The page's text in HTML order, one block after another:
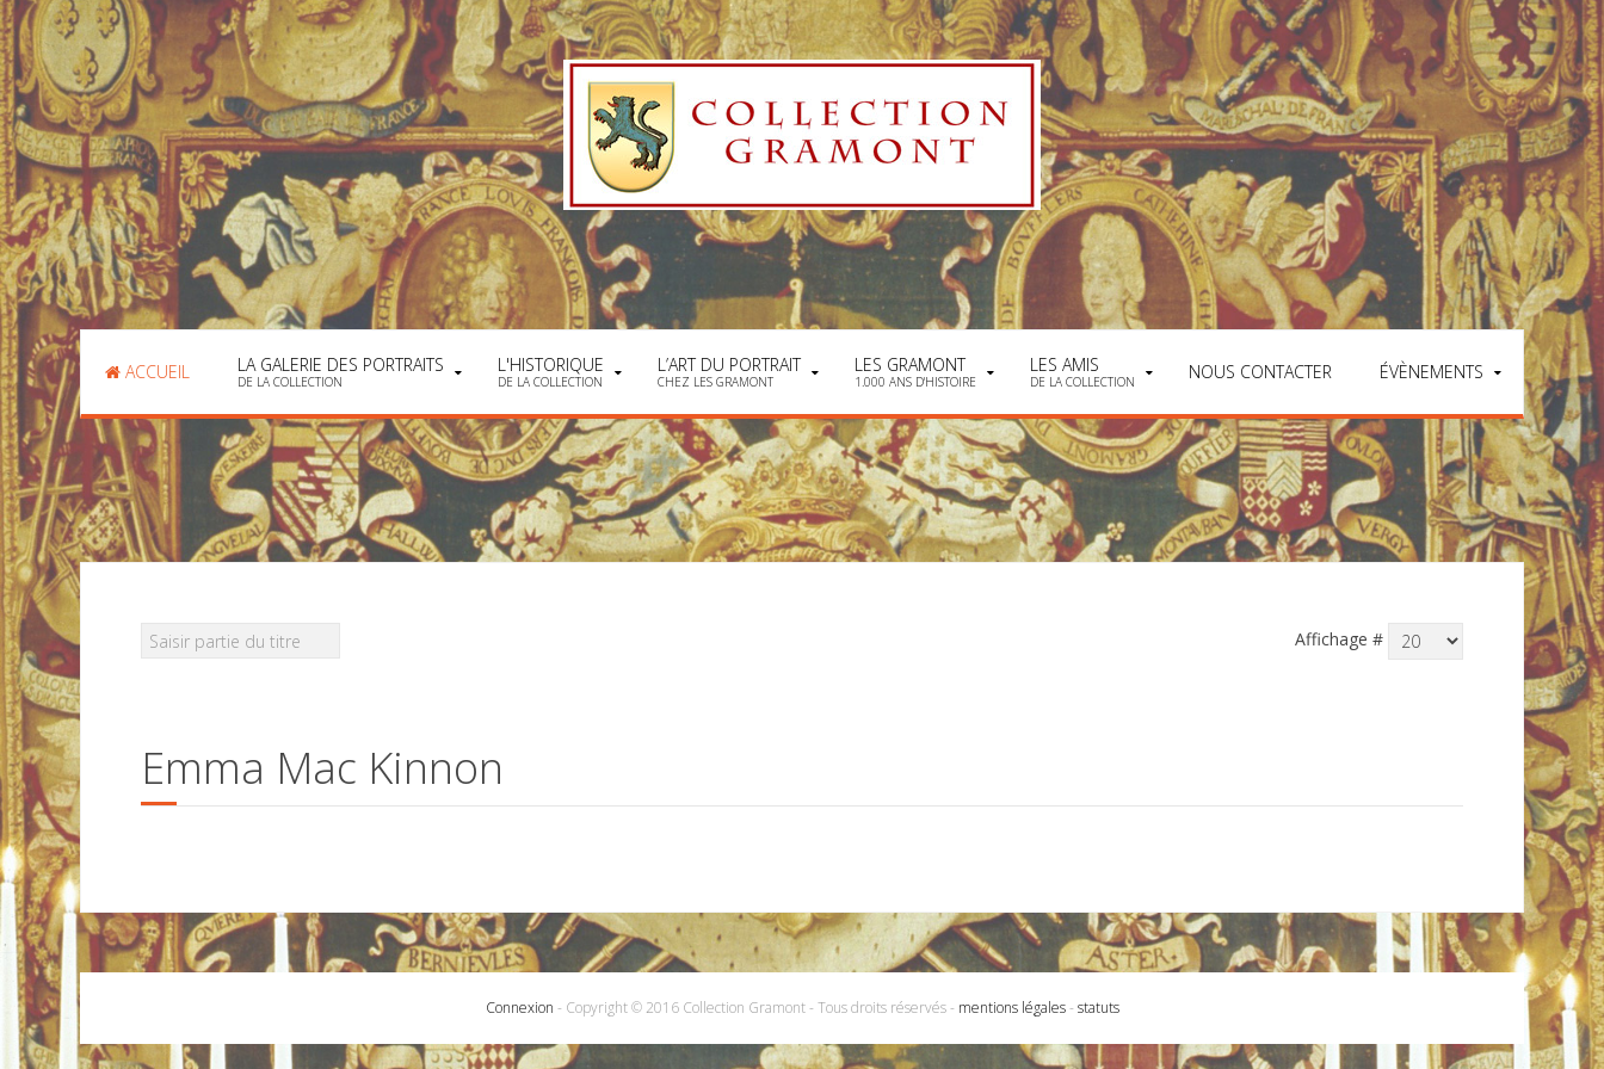
ACCUEIL LA GALERIE DES PORTRAITS
DE LA COLLECTION
L'HISTORIQUE
DE LA COLLECTION
L’ART DU PORTRAIT
CHEZ LES GRAMONT
LES GRAMONT
1.000 ANS D'HISTOIRE
LES AMIS
DE LA COLLECTION NOUS CONTACTER ÉVÈNEMENTS
Affichage #
Emma Mac Kinnon
Connexion - Copyright © 2016 Collection Gramont - Tous droits réservés - mentions légales- statuts